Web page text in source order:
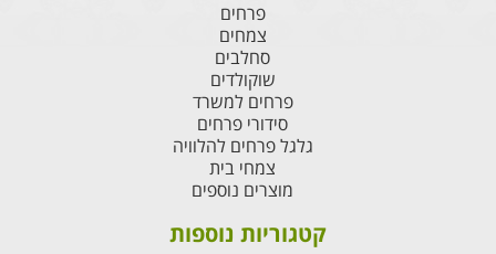
פרחים
צמחים
סחלבים
שוקולדים
פרחים למשרד
סידורי פרחים
גלגל פרחים להלוויה
צמחי בית
מוצרים נוספים
קטגוריות נוספות